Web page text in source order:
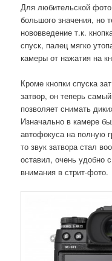
Для любительской
большого значения, но
нововведение т.к.
спуск, палец мягко
камеры от нажатия на
Кроме кнопки спуска
затвор, он теперь
позволяет снимать
Изначально в камере
автофокуса на полную
то звук затвора стал
оставил, очень удобно
внимания в стрит-фото.